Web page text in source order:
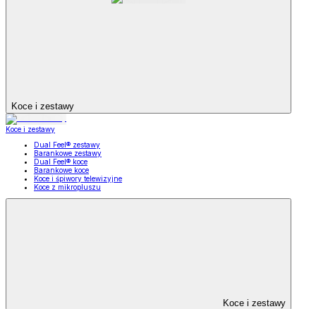
Koce i zestawy
Koce i zestawy
Dual Feel® zestawy
Barankowe zestawy
Dual Feel® koce
Barankowe koce
Koce i śpiwory telewizyjne
Koce z mikropluszu
Koce i zestawy